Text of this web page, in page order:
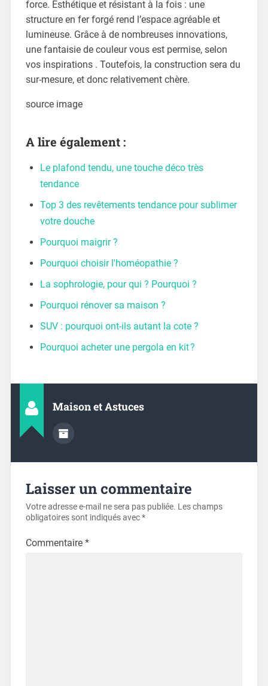
force. Esthétique et résistant à la fois : une
structure en fer forgé rend l’espace agréable et
lumineuse. Grâce à de nombreuses innovations,
une fantaisie de couleur vous est permise, selon
vos inspirations . Toutefois, la construction sera du
sur-mesure, et donc relativement chère.
source image
A lire également :
Le plafond tendu, une touche déco très
tendance
Top 3 des revêtements tendance pour sublimer
votre douche
Pourquoi maigrir ?
Pourquoi choisir l'homéopathie ?
La sophrologie, pour qui ? Pourquoi ?
Pourquoi rénover sa maison ?
SUV : pourquoi ont-ils autant la cote ?
Pourquoi acheter une pergola en kit ?
Maison et Astuces
Laisser un commentaire
Votre adresse e-mail ne sera pas publiée. Les champs
obligatoires sont indiqués avec*
Commentaire *